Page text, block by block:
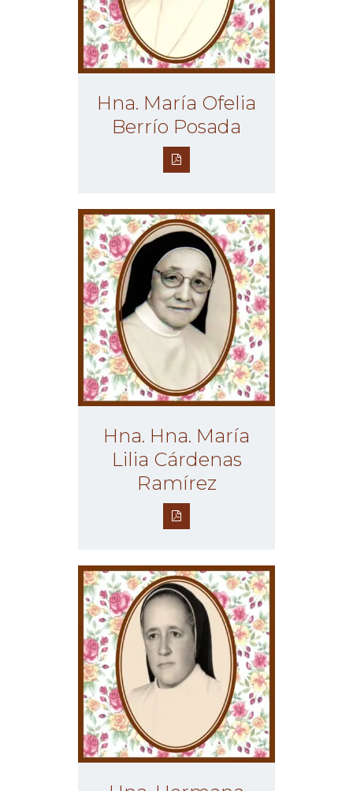
Hna. María Ofelia
Berrío Posada
Hna. Hna. María
Lilia Cárdenas
Ramírez